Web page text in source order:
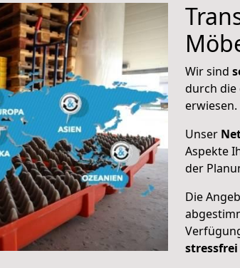
Wir sind
durch die
erwiesen.
Unser
Aspekte
der
Die